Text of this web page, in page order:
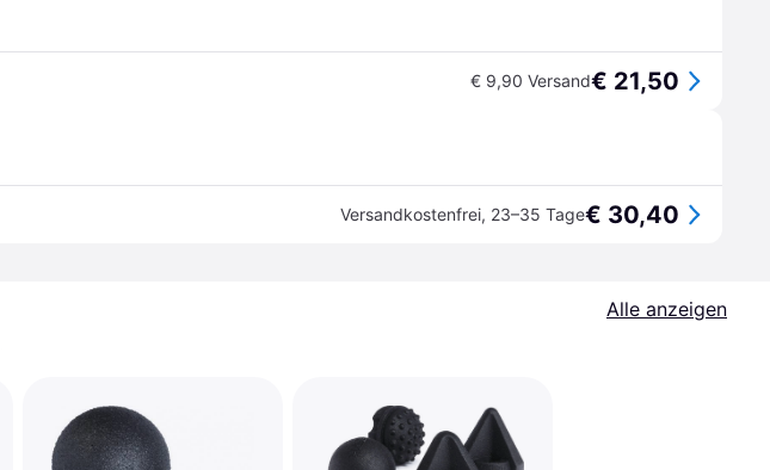
€ 9,90 Versand€ 21,50
Versandkostenfrei, 23–35 Tage€ 30,40
Alle anzeigen